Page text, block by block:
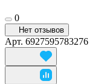
0
Нет отзывов
Арт. 6927595783276